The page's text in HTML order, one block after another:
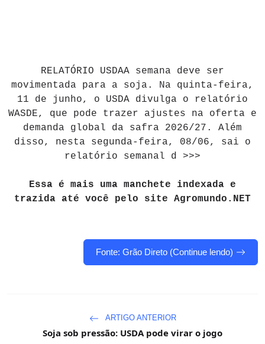
RELATÓRIO USDAA semana deve ser
movimentada para a soja. Na quinta-feira,
11 de junho, o USDA divulga o relatório
WASDE, que pode trazer ajustes na oferta e
demanda global da safra 2026/27. Além
disso, nesta segunda-feira, 08/06, sai o
relatório semanal d >>>
Essa é mais uma manchete indexada e
trazida até você pelo site Agromundo.NET
Fonte: Grão Direto (Continue lendo)
ARTIGO ANTERIOR
Soja sob pressão: USDA pode virar o jogo